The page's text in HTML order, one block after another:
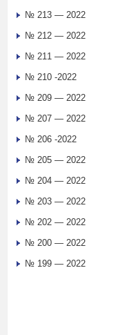
№ 213 — 2022
№ 212 — 2022
№ 211 — 2022
№ 210 -2022
№ 209 — 2022
№ 207 — 2022
№ 206 -2022
№ 205 — 2022
№ 204 — 2022
№ 203 — 2022
№ 202 — 2022
№ 200 — 2022
№ 199 — 2022